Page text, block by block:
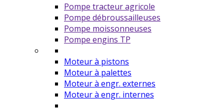
Pompe tracteur agricole
Pompe débroussailleuses
Pompe moissonneuses
Pompe engins TP
Moteur à pistons
Moteur à palettes
Moteur à engr. externes
Moteur à engr. internes